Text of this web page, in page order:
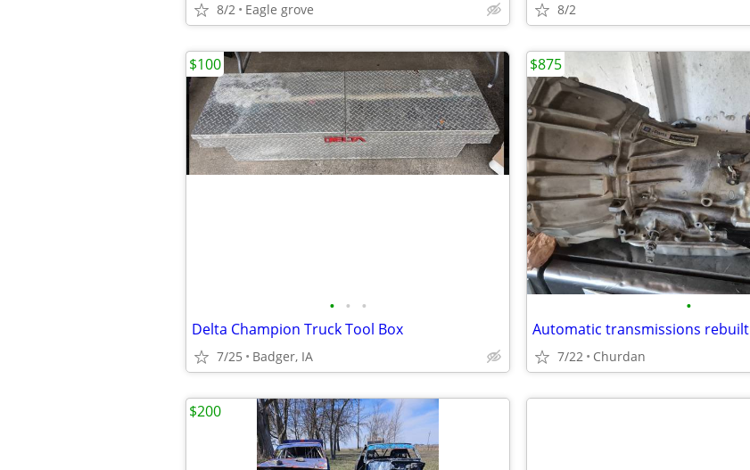
8/2 Eagle grove 8/2
• • •
Delta Champion Truck Tool Box
7/25 Badger, IA
$100
•
Automatic transmissions rebuilt
7/22 Churdan
$875
$200